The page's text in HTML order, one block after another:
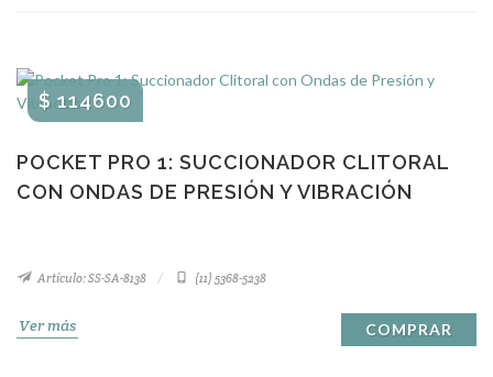
POCKET PRO 1: SUCCIONADOR CLITORAL
CON ONDAS DE PRESIÓN Y VIBRACIÓN
$ 114600
Artículo: SS-SA-8138 (11) 5368-5238
Ver más COMPRAR